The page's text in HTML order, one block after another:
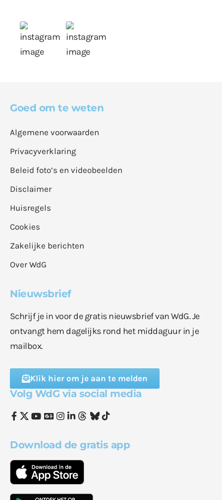
Goed om te weten
Algemene voorwaarden
Privacyverklaring
Beleid foto’s en videobeelden
Disclaimer
Huisregels
Cookies
Zakelijke berichten
Over WdG
Nieuwsbrief
Schrijf je in voor de gratis nieuwsbrief van WdG. Je
ontvangt hem dagelijks rond het middaguur in je
mailbox.
Klik hier om je aan te melden
Volg WdG via social media
Download de gratis app